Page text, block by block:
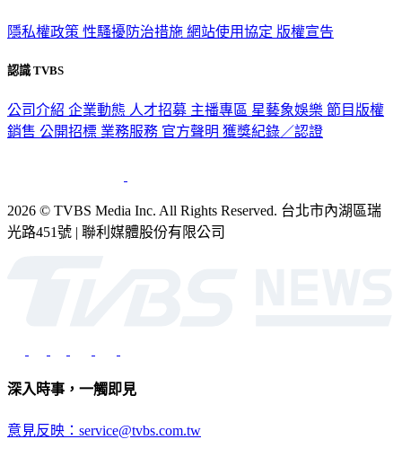
隱私權政策 性騷擾防治措施 網站使用協定 版權宣告
認識 TVBS
公司介紹 企業動態 人才招募 主播專區 星藝象娛樂 節目版權
銷售 公開招標 業務服務 官方聲明 獲獎紀錄／認證
2026 © TVBS Media Inc. All Rights Reserved. 台北市內湖區瑞
光路451號 | 聯利媒體股份有限公司
深入時事，一觸即見
意見反映：service@tvbs.com.tw